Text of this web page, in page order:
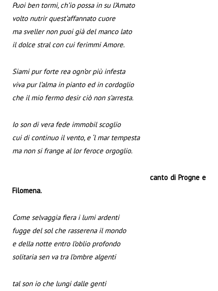
Puoi ben tormi, ch’io possa in su l’Amato
volto nutrir quest’affannato cuore
ma sveller non puoi già del manco lato
il dolce stral con cui ferimmi Amore.
Siami pur forte rea ogn’or più infesta
viva pur l’alma in pianto ed in cordoglio
che il mio fermo desir ciò non s’arresta.
Io son di vera fede immobil scoglio
cui di continuo il vento, e ‘l mar tempesta
ma non si frange al lor feroce orgoglio.
canto di Progne e
Filomena.
Come selvaggia fiera i lumi ardenti
fugge del sol che rasserena il mondo
e della notte entro l’oblio profondo
solitaria sen va tra l’ombre algenti
tal son io che lungi dalle genti